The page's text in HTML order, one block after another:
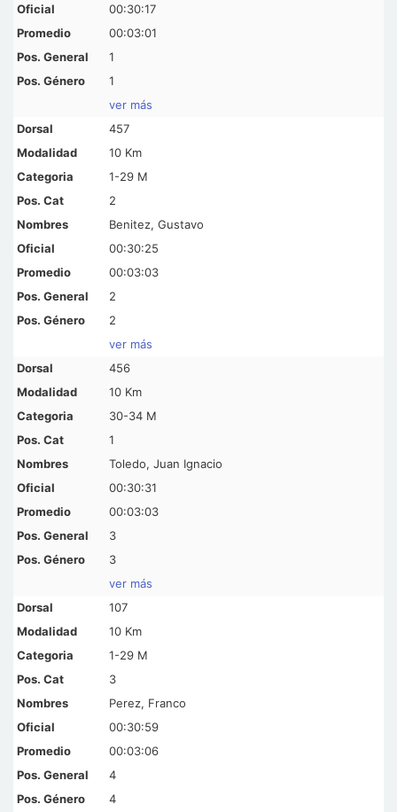
00:30:17
00:03:01
1
1
ver más
457
10 Km
1-29 M
2
Benitez, Gustavo
00:30:25
00:03:03
2
2
ver más
456
10 Km
30-34 M
1
Toledo, Juan Ignacio
00:30:31
00:03:03
3
3
ver más
107
10 Km
1-29 M
3
Perez, Franco
00:30:59
00:03:06
4
4